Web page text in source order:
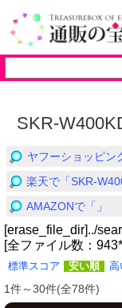
SKR-
ヤフーショッピン
楽天で「SKR-
AMAZONで「」
[erase_file_dir]../
[全ファイル数：
標準スコア 安い順 高
1件～30件(全78件)